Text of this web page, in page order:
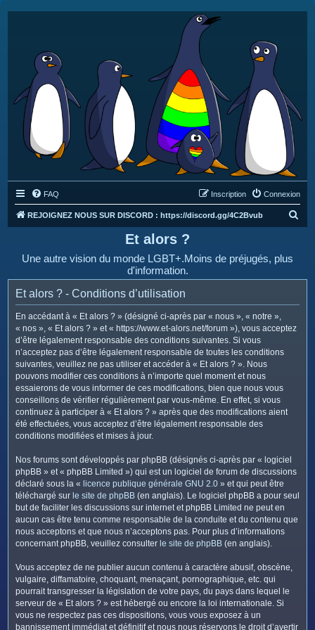
FAQ Connexion
Inscription
REJOIGNEZ NOUS SUR DISCORD : https://discord.gg/4C2Bvub
e
Et alors ?
Une autre vision du monde LGBT+.Moins de préjugés, plus
d'information.
Et alors ? - Conditions d’utilisation
En accédant à « Et alors ? » (désigné ci-après par « nous », « notre »,
« nos », « Et alors ? » et « https://www.et-alors.net/forum »), vous acceptez
d’être légalement responsable des conditions suivantes. Si vous
n’acceptez pas d’être légalement responsable de toutes les conditions
suivantes, veuillez ne pas utiliser et accéder à « Et alors ? ». Nous
pouvons modifier ces conditions à n’importe quel moment et nous
essaierons de vous informer de ces modifications, bien que nous vous
conseillons de vérifier régulièrement par vous-même. En effet, si vous
continuez à participer à « Et alors ? » après que des modifications aient
été effectuées, vous acceptez d’être légalement responsable des
conditions modifiées et mises à jour.
Nos forums sont développés par phpBB (désignés ci-après par « logiciel
phpBB » et « phpBB Limited ») qui est un logiciel de forum de discussions
déclaré sous la « licence publique générale GNU 2.0 » et qui peut être
téléchargé sur le site de phpBB (en anglais). Le logiciel phpBB a pour seul
but de faciliter les discussions sur internet et phpBB Limited ne peut en
aucun cas être tenu comme responsable de la conduite et du contenu que
nous acceptons et que nous n’acceptons pas. Pour plus d’informations
concernant phpBB, veuillez consulter le site de phpBB (en anglais).
Vous acceptez de ne publier aucun contenu à caractère abusif, obscène,
vulgaire, diffamatoire, choquant, menaçant, pornographique, etc. qui
pourrait transgresser la législation de votre pays, du pays dans lequel le
serveur de « Et alors ? » est hébergé ou encore la loi internationale. Si
vous ne respectez pas ces dispositions, vous vous exposez à un
bannissement immédiat et définitif et nous nous réservons le droit d’avertir